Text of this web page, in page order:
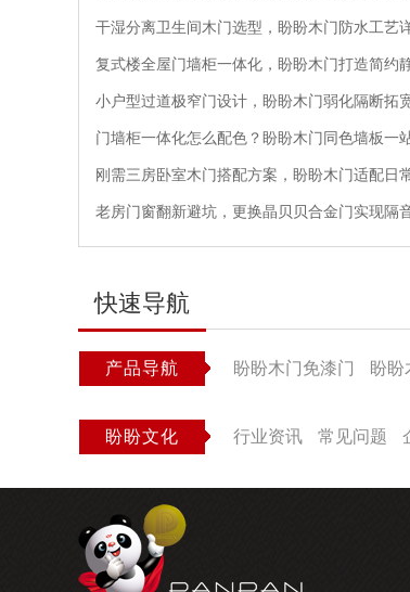
干湿分离卫生间木门选型，盼盼木门防水工艺
复式楼全屋门墙柜一体化，盼盼木门打造简约
小户型过道极窄门设计，盼盼木门弱化隔断拓
门墙柜一体化怎么配色？盼盼木门同色墙板一
刚需三房卧室木门搭配方案，盼盼木门适配日
老房门窗翻新避坑，更换晶贝贝合金门实现隔
快速导航
产品导航 盼盼木门免漆门 盼盼
盼盼文化 行业资讯 常见问题